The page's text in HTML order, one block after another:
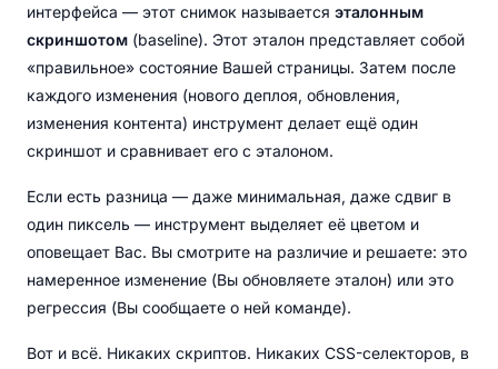
интерфейса — этот снимок называется эталонным
скриншотом (baseline). Этот эталон представляет собой
«правильное» состояние Вашей страницы. Затем после
каждого изменения (нового деплоя, обновления,
изменения контента) инструмент делает ещё один
скриншот и сравнивает его с эталоном.
Если есть разница — даже минимальная, даже сдвиг в
один пиксель — инструмент выделяет её цветом и
оповещает Вас. Вы смотрите на различие и решаете: это
намеренное изменение (Вы обновляете эталон) или это
регрессия (Вы сообщаете о ней команде).
Вот и всё. Никаких скриптов. Никаких CSS-селекторов, в